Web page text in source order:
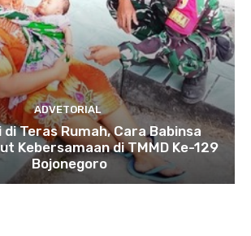
ADVETORIAL
di Teras Rumah, Cara Babinsa
Kebersamaan di TMMD Ke-129
Bojonegoro